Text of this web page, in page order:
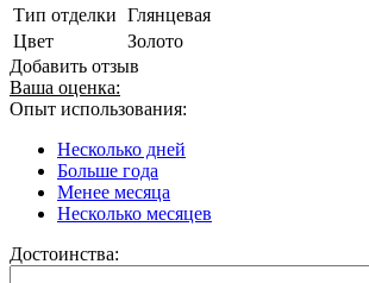
Тип отделки Глянцевая
Цвет
Золото
Добавить отзыв
Ваша оценка:
Опыт использования:
Несколько дней
Больше года
Менее месяца
Несколько месяцев
Достоинства: